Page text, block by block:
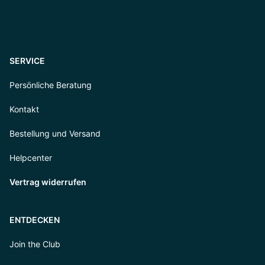
SERVICE
Persönliche Beratung
Kontakt
Bestellung und Versand
Helpcenter
Vertrag widerrufen
ENTDECKEN
Join the Club